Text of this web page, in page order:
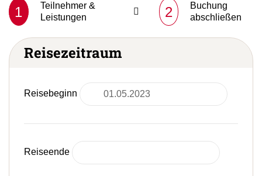
1
Teilnehmer &
Leistungen
2
Buchung
abschließen
Reisezeitraum
Reisebeginn
Reiseende